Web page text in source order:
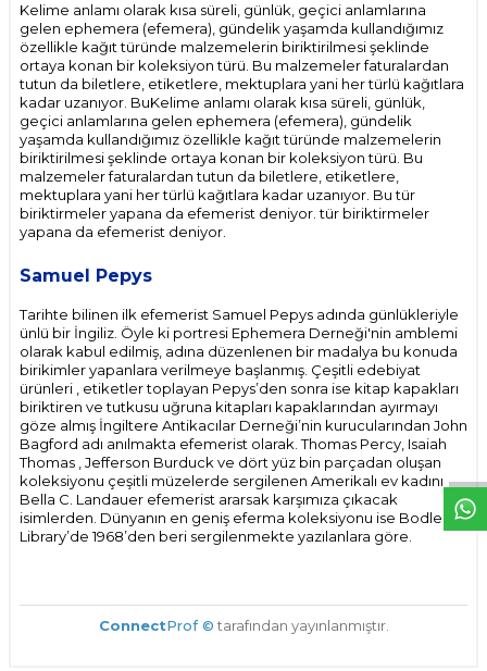
W
h
t
s
p
p
D
e
s
e
H
a
t
t
Kelime anlamı olarak kısa süreli, günlük, geçici anlamlarına
gelen ephemera (efemera), gündelik yaşamda kullandığımız
özellikle kağıt türünde malzemelerin biriktirilmesi şeklinde
ortaya konan bir koleksiyon türü. Bu malzemeler faturalardan
tutun da biletlere, etiketlere, mektuplara yani her türlü kağıtlara
kadar uzanıyor. BuKelime anlamı olarak kısa süreli, günlük,
geçici anlamlarına gelen ephemera (efemera), gündelik
yaşamda kullandığımız özellikle kağıt türünde malzemelerin
biriktirilmesi şeklinde ortaya konan bir koleksiyon türü. Bu
malzemeler faturalardan tutun da biletlere, etiketlere,
mektuplara yani her türlü kağıtlara kadar uzanıyor. Bu tür
biriktirmeler yapana da efemerist deniyor. tür biriktirmeler
yapana da efemerist deniyor.
Samuel Pepys
Tarihte bilinen ilk efemerist Samuel Pepys adında günlükleriyle
ünlü bir İngiliz. Öyle ki portresi Ephemera Derneği'nin amblemi
olarak kabul edilmiş, adına düzenlenen bir madalya bu konuda
birikimler yapanlara verilmeye başlanmış. Çeşitli edebiyat
ürünleri , etiketler toplayan Pepys’den sonra ise kitap kapakları
biriktiren ve tutkusu uğruna kitapları kapaklarından ayırmayı
göze almış İngiltere Antikacılar Derneği’nin kurucularından John
Bagford adı anılmakta efemerist olarak. Thomas Percy, Isaiah
Thomas , Jefferson Burduck ve dört yüz bin parçadan oluşan
koleksiyonu çeşitli müzelerde sergilenen Amerikalı ev kadını
Bella C. Landauer efemerist ararsak karşımıza çıkacak
isimlerden. Dünyanın en geniş eferma koleksiyonu ise Bodleian
Library’de 1968’den beri sergilenmekte yazılanlara göre.
ConnectProf © tarafından yayınlanmıştır.